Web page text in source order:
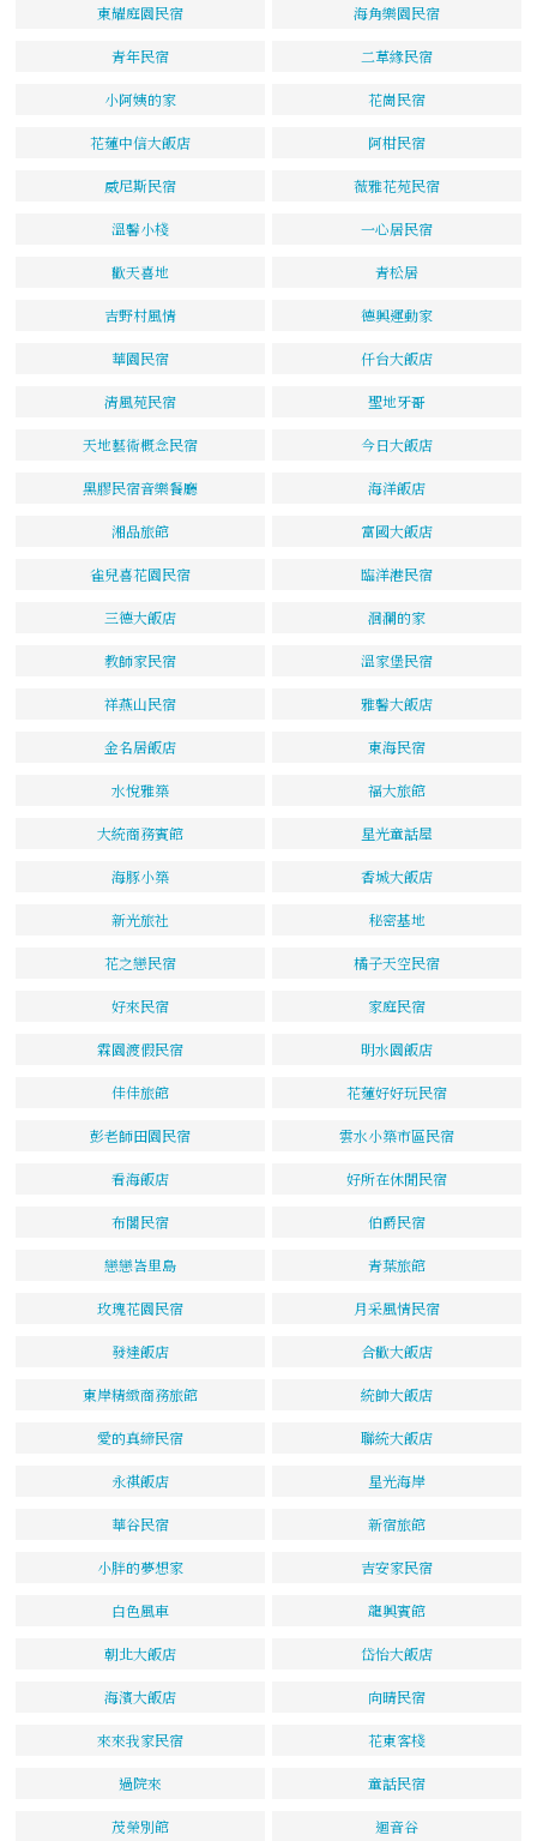
東耀庭園民宿 海角樂園民宿
青年民宿 二草緣民宿
小阿姨的家 花崗民宿
花蓮中信大飯店 阿柑民宿
威尼斯民宿 薇雅花苑民宿
溫馨小棧 一心居民宿
歡天喜地 青松居
吉野村風情 德興運動家
華園民宿 仟台大飯店
清風苑民宿 聖地牙哥
天地藝術概念民宿 今日大飯店
黑膠民宿音樂餐廳 海洋飯店
湘品旅館 富國大飯店
雀兒喜花園民宿 臨洋港民宿
三德大飯店 洄瀾的家
教師家民宿 溫家堡民宿
祥燕山民宿 雅馨大飯店
金名居飯店 東海民宿
水悅雅築 福大旅館
大統商務賓館 星光童話屋
海豚小築 香城大飯店
新光旅社 秘密基地
花之戀民宿 橘子天空民宿
好來民宿 家庭民宿
霖園渡假民宿 明水園飯店
佳佳旅館 花蓮好好玩民宿
彭老師田園民宿 雲水小築市區民宿
看海飯店 好所在休閒民宿
布閣民宿 伯爵民宿
戀戀峇里島 青葉旅館
玫瑰花園民宿 月采風情民宿
發達飯店 合歡大飯店
東岸精緻商務旅館 統帥大飯店
愛的真締民宿 聯統大飯店
永祺飯店 星光海岸
華谷民宿 新宿旅館
小胖的夢想家 吉安家民宿
白色風車 龍興賓館
朝北大飯店 岱怡大飯店
海濱大飯店 向晴民宿
來來我家民宿 花東客棧
過院來 童話民宿
茂榮別館 迴音谷